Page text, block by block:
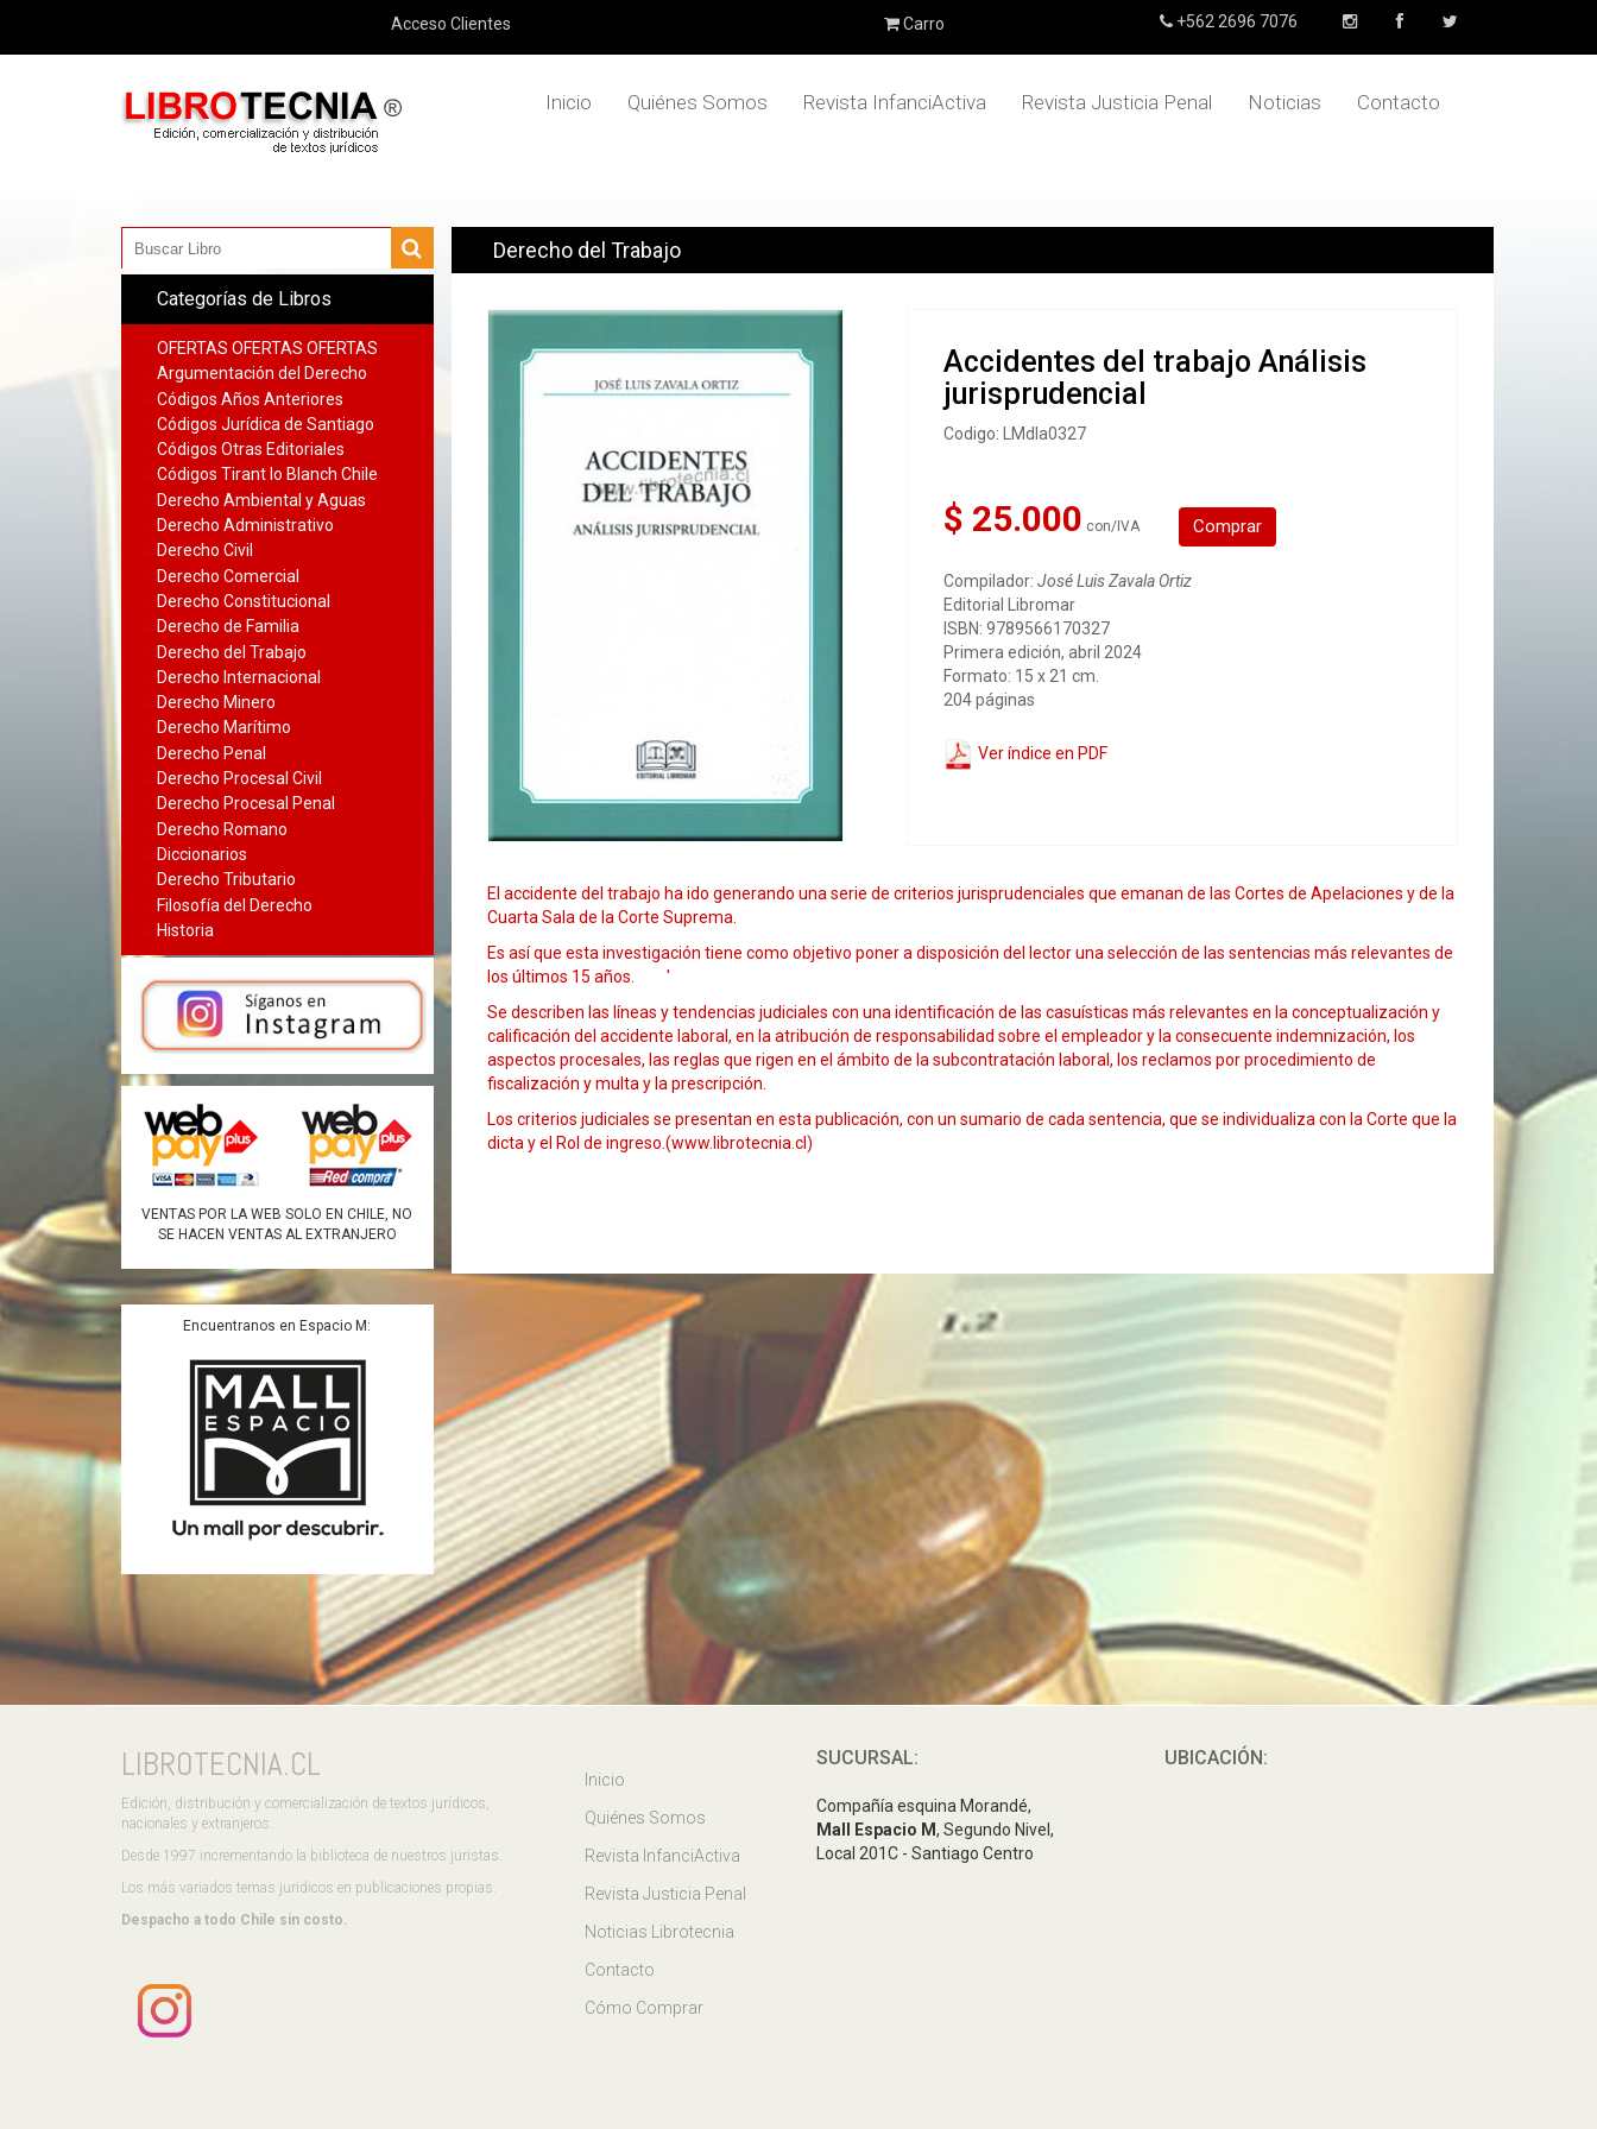
Acceso Clientes Carro +562 2696 7076
Inicio Quiénes Somos Revista InfanciActiva Revista Justicia Penal Noticias Contacto
Categorías de Libros
OFERTAS OFERTAS OFERTAS
Argumentación del Derecho
Códigos Años Anteriores
Códigos Jurídica de Santiago
Códigos Otras Editoriales
Códigos Tirant lo Blanch Chile
Derecho Ambiental y Aguas
Derecho Administrativo
Derecho Civil
Derecho Comercial
Derecho Constitucional
Derecho de Familia
Derecho del Trabajo
Derecho Internacional
Derecho Minero
Derecho Marítimo
Derecho Penal
Derecho Procesal Civil
Derecho Procesal Penal
Derecho Romano
Diccionarios
Derecho Tributario
Filosofía del Derecho
Historia
VENTAS POR LA WEB SOLO EN CHILE, NO
SE HACEN VENTAS AL EXTRANJERO
Encuentranos en Espacio M:
Derecho del Trabajo
Accidentes del trabajo Análisis
jurisprudencial
Codigo: LMdla0327
$ 25.000 con/IVA Comprar
Compilador: José Luis Zavala Ortiz
Editorial Libromar
ISBN: 9789566170327
Primera edición, abril 2024
Formato: 15 x 21 cm.
204 páginas
Ver índice en PDF
El accidente del trabajo ha ido generando una serie de criterios jurisprudenciales que emanan de las Cortes de Apelaciones y de la
Cuarta Sala de la Corte Suprema.
Es así que esta investigación tiene como objetivo poner a disposición del lector una selección de las sentencias más relevantes de
los últimos 15 años. '
Se describen las líneas y tendencias judiciales con una identificación de las casuísticas más relevantes en la conceptualización y
calificación del accidente laboral, en la atribución de responsabilidad sobre el empleador y la consecuente indemnización, los
aspectos procesales, las reglas que rigen en el ámbito de la subcontratación laboral, los reclamos por procedimiento de
fiscalización y multa y la prescripción.
Los criterios judiciales se presentan en esta publicación, con un sumario de cada sentencia, que se individualiza con la Corte que la
dicta y el Rol de ingreso.(www.librotecnia.cl)
LIBROTECNIA.CL
Edición, distribución y comercialización de textos jurídicos,
nacionales y extranjeros.
Desde 1997 incrementando la biblioteca de nuestros juristas.
Los más variados temas juridicos en publicaciones propias.
Despacho a todo Chile sin costo.
Inicio
Quiénes Somos
Revista InfanciActiva
Revista Justicia Penal
Noticias Librotecnia
Contacto
Cómo Comprar
SUCURSAL:
Compañía esquina Morandé,
Mall Espacio M, Segundo Nivel,
Local 201C - Santiago Centro
UBICACIÓN: